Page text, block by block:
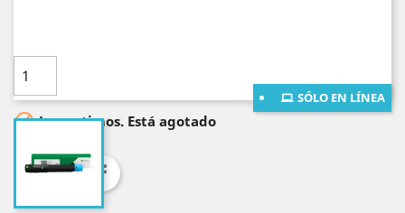
SÓLO EN LÍNEA
Lo sentimos. Está agotado
Compartir